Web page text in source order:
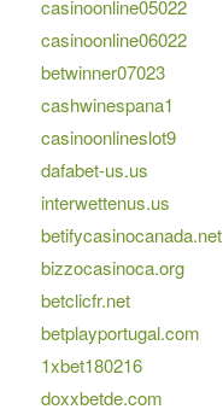
casinoonline05022
casinoonline06022
betwinner07023
cashwinespana1
casinoonlineslot9
dafabet-us.us
interwettenus.us
betifycasinocanada.net
bizzocasinoca.org
betclicfr.net
betplayportugal.com
1xbet180216
doxxbetde.com